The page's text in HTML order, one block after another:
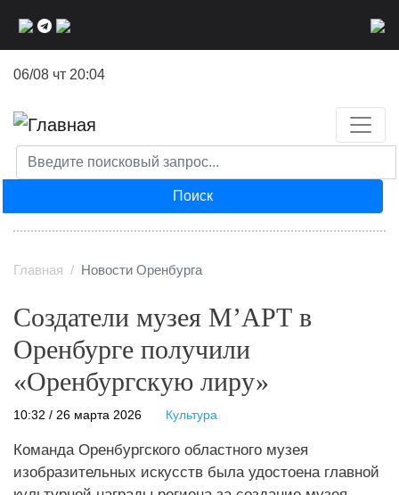
06/08 чт 20:04
Поиск
Главная Новости Оренбурга
Создатели музея М’АРТ в
Оренбурге получили
«Оренбургскую лиру»
10:32 / 26 марта 2026 Культура
Команда Оренбургского областного музея
изобразительных искусств была удостоена главной